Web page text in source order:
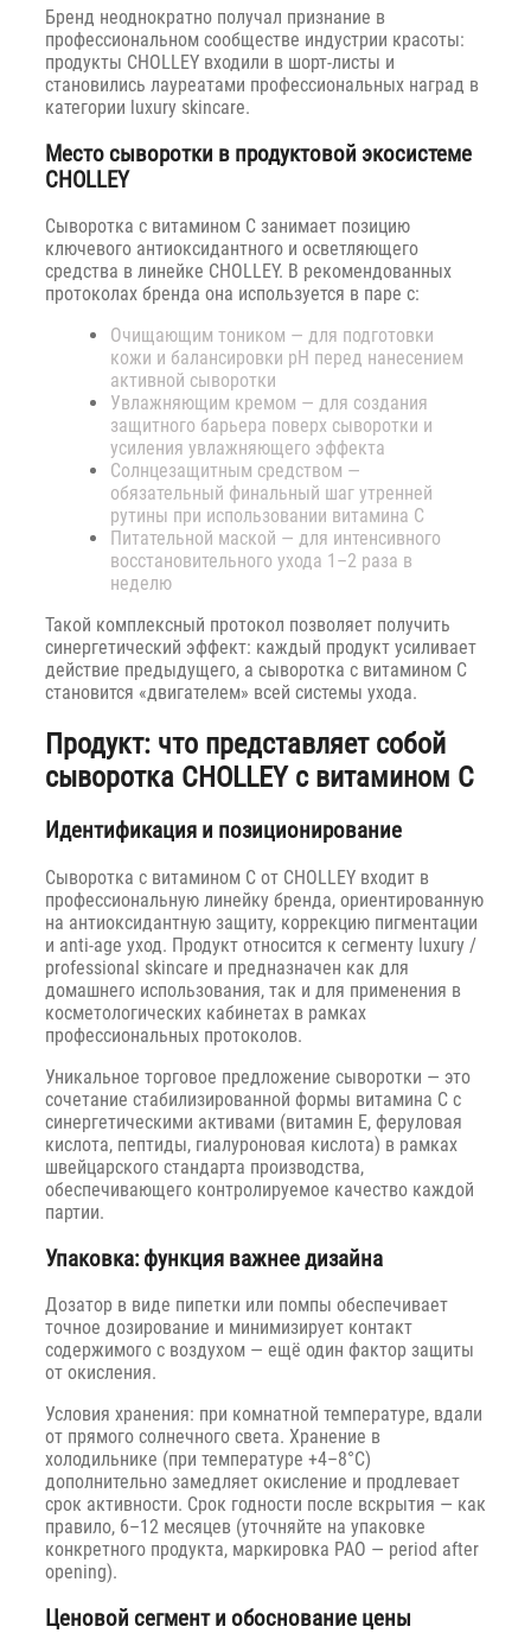
Бренд неоднократно получал признание в
профессиональном сообществе индустрии красоты:
продукты CHOLLEY входили в шорт-листы и
становились лауреатами профессиональных наград в
категории luxury skincare.
Место сыворотки в продуктовой экосистеме
CHOLLEY
Сыворотка с витамином C занимает позицию
ключевого антиоксидантного и осветляющего
средства в линейке CHOLLEY. В рекомендованных
протоколах бренда она используется в паре с:
Очищающим тоником — для подготовки
кожи и балансировки pH перед нанесением
активной сыворотки
Увлажняющим кремом — для создания
защитного барьера поверх сыворотки и
усиления увлажняющего эффекта
Солнцезащитным средством —
обязательный финальный шаг утренней
рутины при использовании витамина C
Питательной маской — для интенсивного
восстановительного ухода 1–2 раза в
неделю
Такой комплексный протокол позволяет получить
синергетический эффект: каждый продукт усиливает
действие предыдущего, а сыворотка с витамином C
становится «двигателем» всей системы ухода.
Продукт: что представляет собой
сыворотка CHOLLEY с витамином C
Идентификация и позиционирование
Сыворотка с витамином C от CHOLLEY входит в
профессиональную линейку бренда, ориентированную
на антиоксидантную защиту, коррекцию пигментации
и anti-age уход. Продукт относится к сегменту luxury /
professional skincare и предназначен как для
домашнего использования, так и для применения в
косметологических кабинетах в рамках
профессиональных протоколов.
Уникальное торговое предложение сыворотки — это
сочетание стабилизированной формы витамина C с
синергетическими активами (витамин E, феруловая
кислота, пептиды, гиалуроновая кислота) в рамках
швейцарского стандарта производства,
обеспечивающего контролируемое качество каждой
партии.
Упаковка: функция важнее дизайна
Дозатор в виде пипетки или помпы обеспечивает
точное дозирование и минимизирует контакт
содержимого с воздухом — ещё один фактор защиты
от окисления.
Условия хранения: при комнатной температуре, вдали
от прямого солнечного света. Хранение в
холодильнике (при температуре +4–8°C)
дополнительно замедляет окисление и продлевает
срок активности. Срок годности после вскрытия — как
правило, 6–12 месяцев (уточняйте на упаковке
конкретного продукта, маркировка PAO — period after
opening).
Ценовой сегмент и обоснование цены